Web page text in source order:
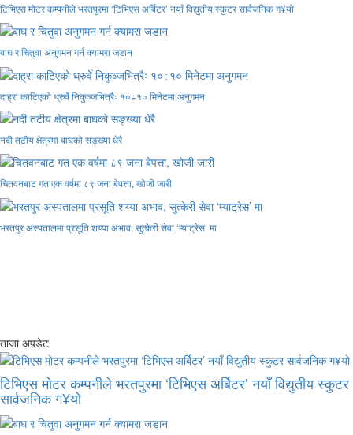
टिभिएस मोटर कम्पनीले भरतपुरमा ‘टिभिएस अर्बिटर’ नयाँ विद्युतीय स्कुटर सार्वजनिक ग¥यो
बाघ र चितुवा अनुगमन गर्न क्यामरा जडान
दाह्रा काटिएको ध्रुर्वे निकुञ्जभित्रैः १०÷१० मिनेटमा अनुगमन
नदी तटीय क्षेत्रमा बाघको सङ्ख्या धेरै
चितवनबाट गत एक वर्षमा ८९ जना बेपत्ता, खोजी जारी
भरतपुर अस्पतालमा प्रसूति शय्या अभाव, सुत्केरी सेवा ‘म्याट्रेस’ मा
ताजा अपडेट
टिभिएस मोटर कम्पनीले भरतपुरमा ‘टिभिएस अर्बिटर’ नयाँ विद्युतीय स्कुटर
सार्वजनिक ग¥यो